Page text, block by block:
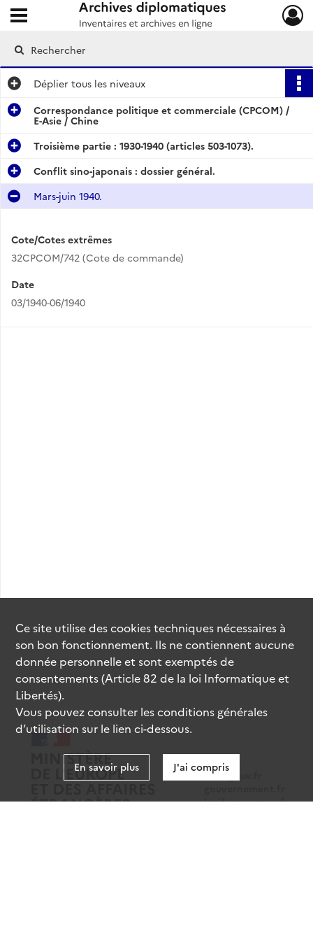
Archives diplomatiques
Ouvrir le menu déroulant
Déplier tous les niveaux
Correspondance politique et commerciale (CPCOM) /
E-Asie / Chine
Troisième partie : 1930-1940 (articles 503-1073).
Conflit sino-japonais : dossier général.
Mars-juin 1940.
Cote/Cotes extrêmes
32CPCOM/742 (Cote de commande)
Date
03/1940-06/1940
data.gouv.fr
legifrance.gouv.fr
Ce site utilise descookiestechniques nécessaires à
son bon fonctionnement. Ils ne contiennent aucune
donnée personnelle et sont exemptés de
consentements (Article 82 de la loi Informatique et
Libertés).
Vous pouvez consulter les conditions générales
d’utilisation sur le lien ci-dessous.
En savoir plus J'ai compris